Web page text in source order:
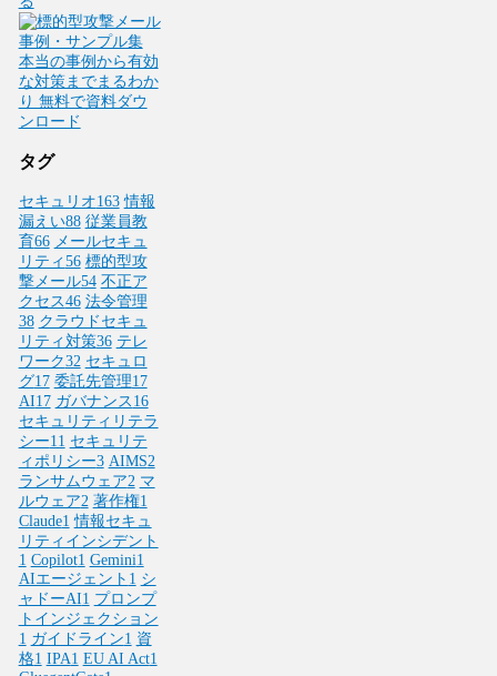
タグ
セキュリオ163 情報
漏えい88 従業員教
育66 メールセキュ
リティ 56 標的型攻
撃メール54 不正ア
クセス46 法令管理
38 クラウドセキュ
リティ対策36 テレ
ワーク32 セキュロ
グ17 委託先管理17
AI17 ガバナンス 16
セキュリティリテラ
シー11 セキュリテ
ィポリシー3 AIMS2
ランサムウェア2 マ
ルウェア2 著作権1
Claude1 情報セキュ
リティインシデント
1 Copilot1 Gemini1
AIエージェント 1 シ
ャドーAI1 プロンプ
トインジェクション
1 ガイドライン1 資
格1 IPA1 EU AI Act1